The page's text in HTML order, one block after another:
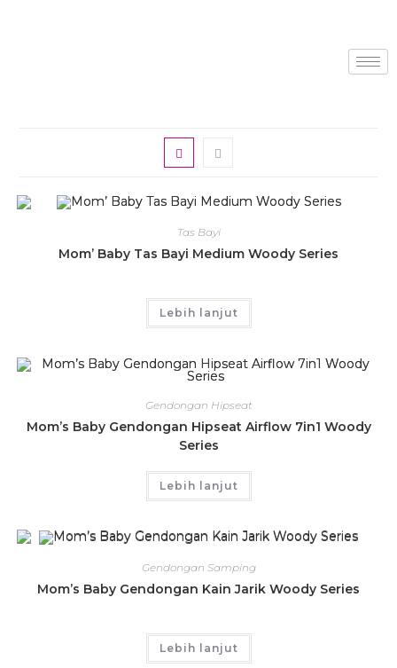
Tas Bayi
Mom’ Baby Tas Bayi Medium Woody Series
Lebih lanjut
Gendongan Hipseat
Mom’s Baby Gendongan Hipseat Airflow 7in1 Woody
Series
Lebih lanjut
Gendongan Samping
Mom’s Baby Gendongan Kain Jarik Woody Series
Lebih lanjut